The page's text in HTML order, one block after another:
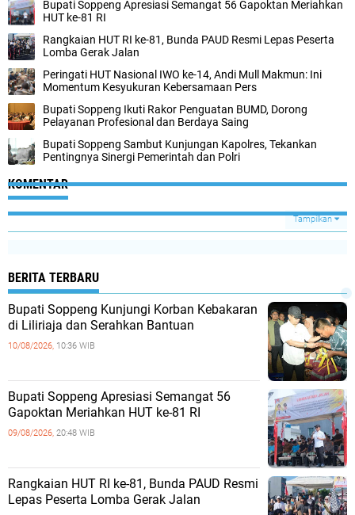
Bupati Soppeng Apresiasi Semangat 56 Gapoktan Meriahkan
HUT ke-81 RI
Rangkaian HUT RI ke-81, Bunda PAUD Resmi Lepas Peserta
Lomba Gerak Jalan
Peringati HUT Nasional IWO ke-14, Andi Mull Makmun: Ini
Momentum Kesyukuran Kebersamaan Pers
Bupati Soppeng Ikuti Rakor Penguatan BUMD, Dorong
Pelayanan Profesional dan Berdaya Saing
Bupati Soppeng Sambut Kunjungan Kapolres, Tekankan
Pentingnya Sinergi Pemerintah dan Polri
KOMENTAR
Tampilkan
BERITA TERBARU
Bupati Soppeng Kunjungi Korban Kebakaran
di Liliriaja dan Serahkan Bantuan
10/08/2026, 10:36 WIB
Bupati Soppeng Apresiasi Semangat 56
Gapoktan Meriahkan HUT ke-81 RI
09/08/2026, 20:48 WIB
Rangkaian HUT RI ke-81, Bunda PAUD Resmi
Lepas Peserta Lomba Gerak Jalan